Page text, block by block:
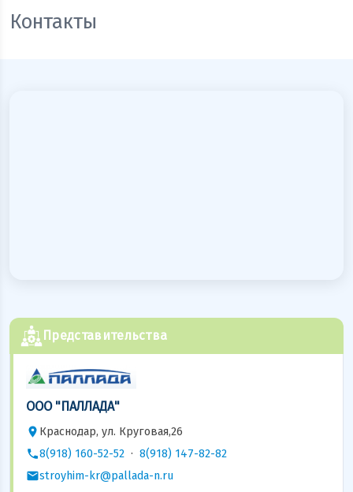
Контакты
Представительства
ООО "ПАЛЛАДА"
Краснодар, ул. Круговая,26
8(918) 160-52-52
8(918) 147-82-82
stroyhim-kr@pallada-n.ru